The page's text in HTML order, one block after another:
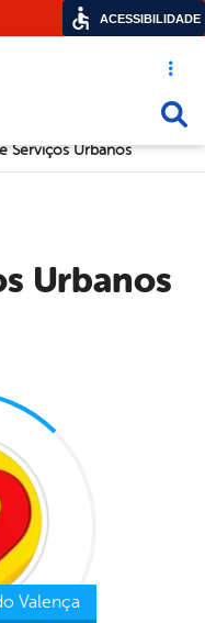
Acesso
Serviços Urbanos
Urbanos
Valença
ACESSIBILIDADE